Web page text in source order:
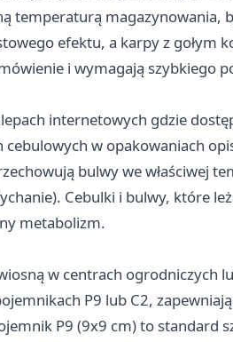
temperaturą magazynowania,
efektu, a karpy z gołym
i wymagają szybkiego
internetowych gdzie
w opakowaniach
bulwy we właściwej
Cebulki i bulwy, które
metabolizm.
w centrach ogrodniczych
P9 lub C2,
P9 (9x9 cm) to standard